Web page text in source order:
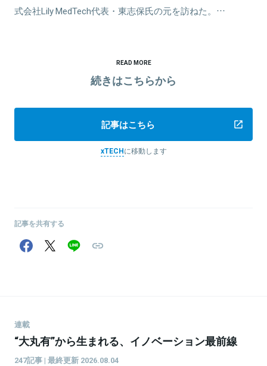
式会社Lily MedTech代表・東志保氏の元を訪ねた。…
READ MORE
続きはこちらから
記事はこちら
xTECHに移動します
記事を共有する
連載
“大丸有”から生まれる、イノベーション最前線
247記事 | 最終更新 2026.08.04